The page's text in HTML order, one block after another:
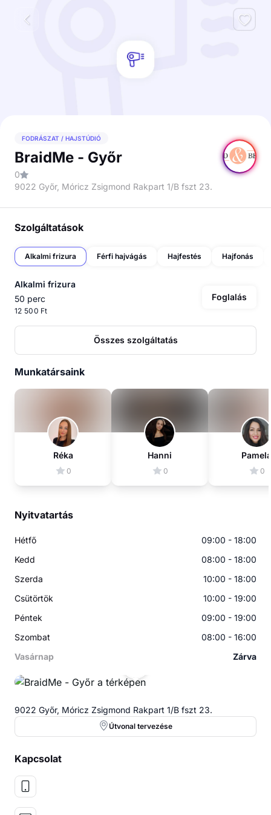
FODRÁSZAT / HAJSTÚDIÓ
BraidMe - Győr
0
9022 Győr, Móricz Zsigmond Rakpart 1/B fszt 23.
Szolgáltatások
Alkalmi frizura Férfi hajvágás Hajfestés Hajfonás
Alkalmi frizura
50 perc
12 500 Ft
Foglalás
Összes szolgáltatás
Munkatársaink
Réka
0
Hanni
0
Pamela
0
Nyitvatartás
Hétfő
09:00 - 18:00
Kedd
08:00 - 18:00
Szerda
10:00 - 18:00
Csütörtök
10:00 - 19:00
Péntek
09:00 - 19:00
Szombat
08:00 - 16:00
Vasárnap
Zárva
9022 Győr, Móricz Zsigmond Rakpart 1/B fszt 23.
Útvonal tervezése
Kapcsolat